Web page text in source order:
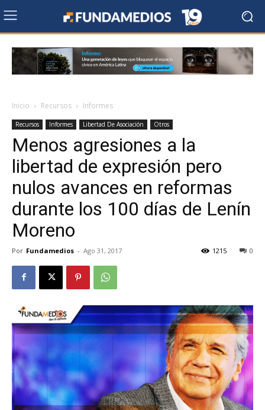
Inicio Recursos Informes
Recursos Informes Libertad De Asociación Otros
Menos agresiones a la
libertad de expresión pero
nulos avances en reformas
durante los 100 días de Lenín
Moreno
Por Fundamedios - Ago 31, 2017 0
1215